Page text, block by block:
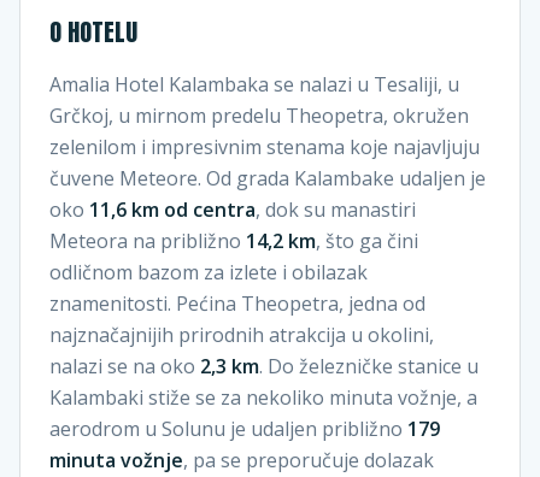
O HOTELU
Amalia Hotel Kalambaka se nalazi u Tesaliji, u
Grčkoj, u mirnom predelu Theopetra, okružen
zelenilom i impresivnim stenama koje najavljuju
čuvene Meteore. Od grada Kalambake udaljen je
oko 11,6 km od centra, dok su manastiri
Meteora na približno 14,2 km, što ga čini
odličnom bazom za izlete i obilazak
znamenitosti. Pećina Theopetra, jedna od
najznačajnijih prirodnih atrakcija u okolini,
nalazi se na oko 2,3 km. Do železničke stanice u
Kalambaki stiže se za nekoliko minuta vožnje, a
aerodrom u Solunu je udaljen približno 179
minuta vožnje, pa se preporučuje dolazak